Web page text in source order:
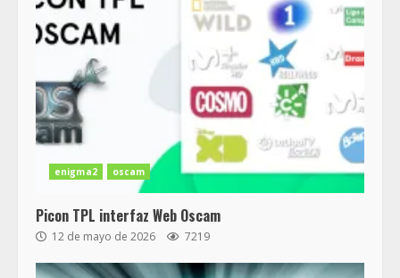
enigma2 oscam
Picon TPL interfaz Web Oscam
12 de mayo de 2026 7219